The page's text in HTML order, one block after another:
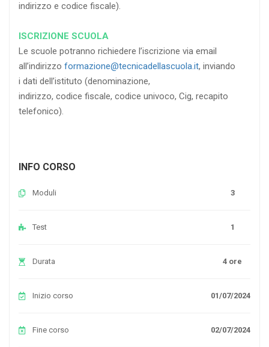
indirizzo e codice fiscale).
ISCRIZIONE SCUOLA
Le scuole potranno richiedere l’iscrizione via email
all’indirizzo formazione@tecnicadellascuola.it, inviando
i dati dell’istituto (denominazione,
indirizzo, codice fiscale, codice univoco, Cig, recapito
telefonico).
INFO CORSO
Moduli 3
Test 1
Durata 4 ore
Inizio corso 01/07/2024
Fine corso 02/07/2024